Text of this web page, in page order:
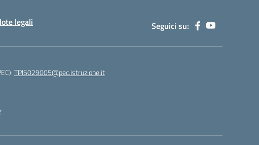
legali Seguici su:
TPIS029005@pec.istruzione.it